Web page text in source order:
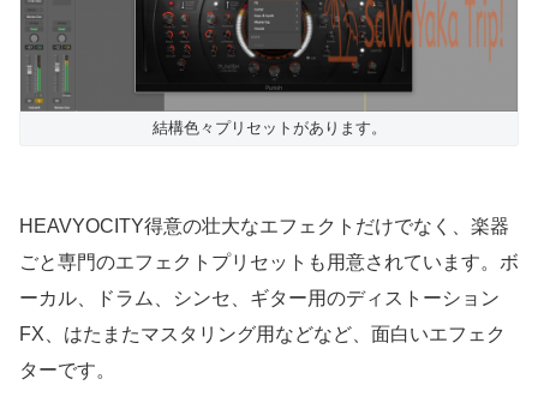
結構色々プリセットがあります。
HEAVYOCITY得意の壮大なエフェクトだけでなく、楽器
ごと専門のエフェクトプリセットも用意されています。ボ
ーカル、ドラム、シンセ、ギター用のディストーション
FX、はたまたマスタリング用などなど、面白いエフェク
ターです。